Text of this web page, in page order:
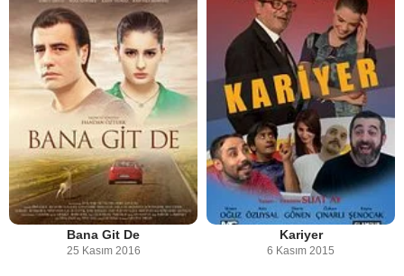
Bana Git De
25 Kasım 2016
Kariyer
6 Kasım 2015